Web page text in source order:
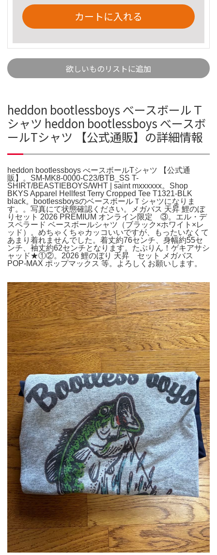
カートに入れる
欲しいものリストに追加
heddon bootlessboys べースボールＴ
シャツ heddon bootlessboys べースボ
ールTシャツ 【公式通販】の詳細情報
heddon bootlessboys べースボールTシャツ 【公式通
販】。SM-MK8-0000-C23/BTB_SS T-
SHIRT/BEASTIEBOYS/WHT | saint mxxxxxx。Shop
BKYS Apparel Hellfest Terry Cropped Tee T1321-BLK
black。bootlessboysのベースボールＴシャツになりま
す。。写真にて状態確認ください。メガバス 天昇 鯉のぼ
りセット 2026 PREMIUM オンライン限定 ③。エル・デ
スペラード ベースボールシャツ（ブラック×ホワイト×レ
ッド）。めちゃくちゃカッコいいですが、もったいなくて
あまり着れませんでした。着丈約76センチ、身幅約55セ
ンチ、袖丈約62センチとなります。たぶりん！ゲキアサシ
ャッド★①②。2026 鯉のぼり 天昇 セット メガバス
POP-MAX ポップマックス 等。よろしくお願いします。